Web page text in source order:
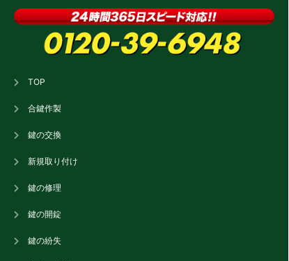
TOP
合鍵作製
鍵の交換
新規取り付け
鍵の修理
鍵の開錠
鍵の紛失